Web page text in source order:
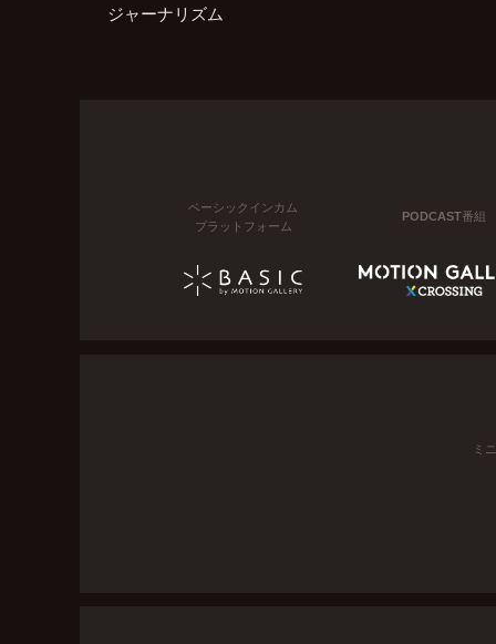
ジャーナリズム
ベーシックインカム
プラットフォーム
PODCAST番組
ミ